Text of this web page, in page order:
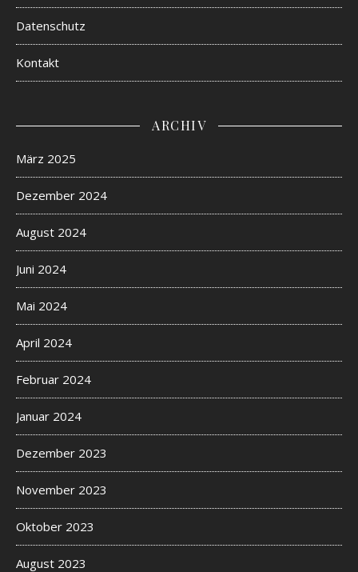
Datenschutz
Kontakt
ARCHIV
März 2025
Dezember 2024
August 2024
Juni 2024
Mai 2024
April 2024
Februar 2024
Januar 2024
Dezember 2023
November 2023
Oktober 2023
August 2023